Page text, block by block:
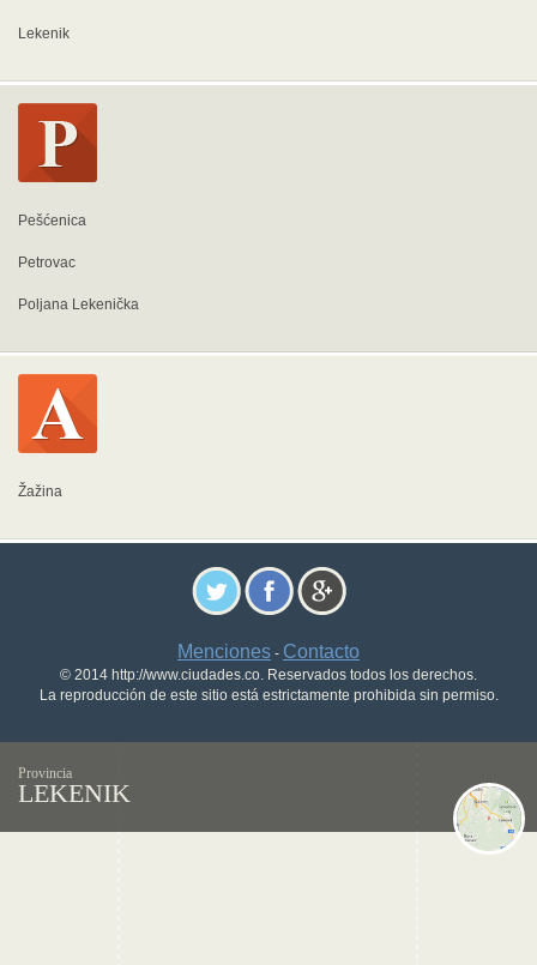
Lekenik
Pešćenica
Petrovac
Poljana Lekenička
Žažina
Menciones - Contacto
© 2014 http://www.ciudades.co. Reservados todos los derechos.
La reproducción de este sitio está estrictamente prohibida sin permiso.
Provincia
LEKENIK